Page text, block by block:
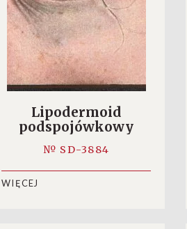
Lipodermoid
podspojówkowy
№ SD-3884
WIĘCEJ